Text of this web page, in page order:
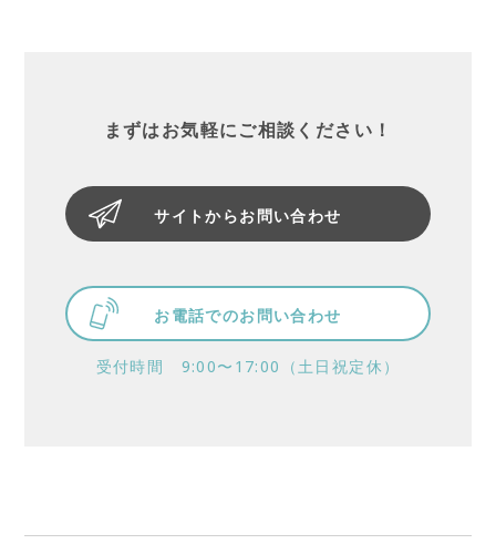
まずはお気軽にご相談ください！
サイトからお問い合わせ
お電話でのお問い合わせ
受付時間 9:00〜17:00（土日祝定休）